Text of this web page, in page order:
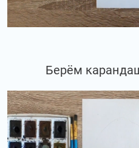
Берём